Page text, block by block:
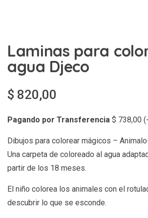
Laminas para
agua Djeco
$ 820,00
Pagando por Transferencia $ 738,00 (-
Dibujos para colorear mágicos –
Una carpeta de coloreado al agua
partir de los 18 meses.
El niño colorea los animales con el
descubrir lo que se esconde.